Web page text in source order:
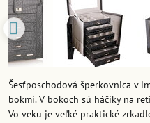
Šesťposchodová šperkovnica v
bokmi. V bokoch sú háčiky na
Vo veku je veľké praktické